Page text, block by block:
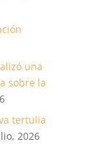
una
sobre la
tertulia
2026